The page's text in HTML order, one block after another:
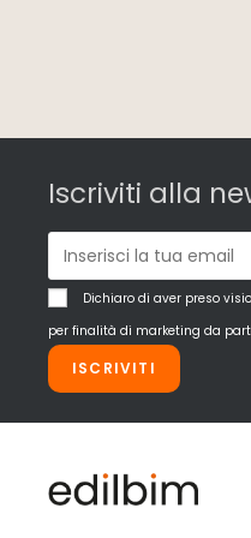
Iscriviti alla
Dichiaro di aver preso
per finalità di marketing da
ISCRIVITI